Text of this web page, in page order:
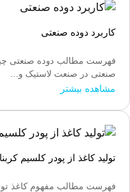
کاربرد دوده صنعتی
فهرست مطالب دوده صنعتی
صنعتی در صنعت لاستیک و...
مشاهده بیشتر
تولید کاغذ از پودر کلسیم
فهرست مطالب مفهوم کاغذ